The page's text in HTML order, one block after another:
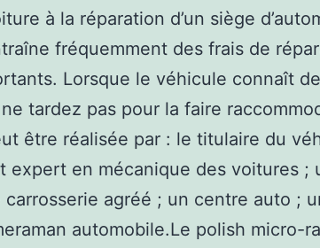
à la réparation d’un siège
fréquemment des frais de
Lorsque le véhicule connaît
tardez pas pour la faire
être réalisée par : le titulaire du
expert en mécanique des voitures ;
carrosserie agréé ; un centre auto ;
automobile.Le polish micro-